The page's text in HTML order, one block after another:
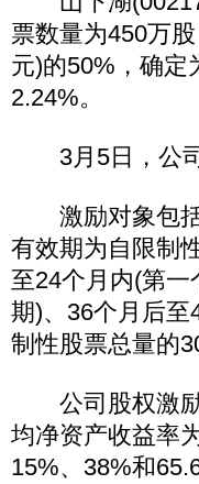
票数量为450万
元)的50%，确定
2.24%。
3月5日，公司
激励对象包括
有效期为自限制
至24个月内(第
期)、36个月后
制性股票总量的
公司股权激励
均净资产收益率
15%、38%和